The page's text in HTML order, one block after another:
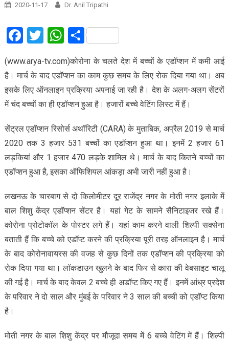
2020-11-17 Dr. Anil Tripathi
Facebook
Twitter
WhatsApp
Share
(www.arya-tv.com)कोरोना के चलते देश में बच्चों के एडॉप्शन में कमी आई
है। मार्च के बाद एडॉप्शन का काम कुछ समय के लिए रोक दिया गया था। अब
इसके लिए ऑनलाइन प्रक्रिया अपनाई जा रही है। देश के अलग-अलग सेंटरों
में चंद बच्चों का ही एडॉप्शन हुआ है। हजारों बच्चे वेटिंग लिस्ट में हैं।
सेंट्रल एडॉप्शन रिसोर्स अथॉरिटी (CARA) के मुताबिक, अप्रैल 2019 से मार्च
2020 तक 3 हजार 531 बच्चों का एडॉप्शन हुआ था। इनमें 2 हजार 61
लड़कियां और 1 हजार 470 लड़के शामिल थे। मार्च के बाद कितने बच्चों का
एडॉप्शन हुआ है, इसका ऑफिशियल आंकड़ा अभी जारी नहीं हुआ है।
लखनऊ के चारबाग से दो किलोमीटर दूर राजेंद्र नगर के मोती नगर इलाके में
बाल शिशु केंद्र एडॉप्शन सेंटर है। यहां गेट के सामने सैनिटाइजर रखे हैं।
कोरोना प्रोटोकॉल के पोस्टर लगे हैं। यहां काम करने वाली शिल्पी सक्सेना
बताती हैं कि बच्चे को एडॉप्ट करने की प्रक्रिया पूरी तरह ऑनलाइन है। मार्च
के बाद कोरोनावायरस की वजह से कुछ दिनों तक एडॉप्शन की प्रक्रिया को
रोक दिया गया था। लॉकडाउन खुलने के बाद फिर से कारा की वेबसाइट चालू
की गई है। मार्च के बाद केवल 2 बच्चे ही अडॉप्ट किए गए हैं। इनमें आंध्र प्रदेश
के परिवार ने दो साल और मुंबई के परिवार ने 3 साल की बच्ची को एडॉप्ट किया
है।
मोती नगर के बाल शिशु केंद्र पर मौजूदा समय में 6 बच्चे वेटिंग में हैं। शिल्पी